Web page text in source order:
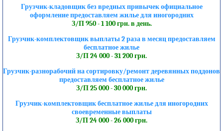
Грузчик-кладовщик без вредных привычек официальное
оформление предоставляем жилье для иногородних
З/П 950 - 1 100 грн. в день.
Грузчик-комплектовщик выплаты 2 раза в месяц предоставляем
бесплатное жилье
З/П 24 000 - 31 200 грн.
Грузчик-разнорабочий на сортировку/ремонт деревянных поддонов
предоставляем бесплатное жилье
З/П 25 000 - 30 000 грн.
Грузчик-комплектовщик бесплатное жилье для иногородних
своевременные выплаты
З/П 24 000 - 26 000 грн.